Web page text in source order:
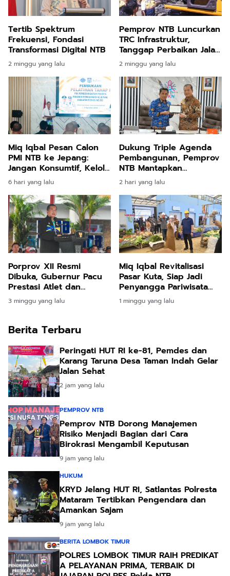
Tertib Spektrum
Frekuensi, Fondasi
Transformasi Digital NTB
2 minggu yang lalu
Pemprov NTB Luncurkan
TRC Infrastruktur,
Tanggap Perbaikan Jalan
2.500 Km
2 minggu yang lalu
Miq Iqbal Pesan Calon
PMI NTB ke Jepang:
Jangan Konsumtif, Kelola
Uang untuk Investasi
6 hari yang lalu
Dukung Triple Agenda
Pembangunan, Pemprov
NTB Mantapkan
Manajemen Talenta ASN
2 hari yang lalu
Porprov XII Resmi
Dibuka, Gubernur Pacu
Prestasi Atlet dan
Kesiapan PON 2028
3 minggu yang lalu
Miq Iqbal Revitalisasi
Pasar Kuta, Siap Jadi
Penyangga Pariwisata
Mandalika
1 minggu yang lalu
Berita Terbaru
Peringati HUT RI ke-81, Pemdes dan
Karang Taruna Desa Taman Indah Gelar
Jalan Sehat
2 jam yang lalu
PEMPROV NTB
Pemprov NTB Dorong Manajemen
Risiko Menjadi Bagian dari Cara
Birokrasi Mengambil Keputusan
9 jam yang lalu
HUKUM
KRYD Jelang HUT RI, Satlantas Polresta
Mataram Tertibkan Pengendara dan
Amankan Sajam
9 jam yang lalu
BERITA LOMBOK TIMUR
POLRES LOMBOK TIMUR RAIH PREDIKAT
A PELAYANAN PRIMA, TERBAIK DI